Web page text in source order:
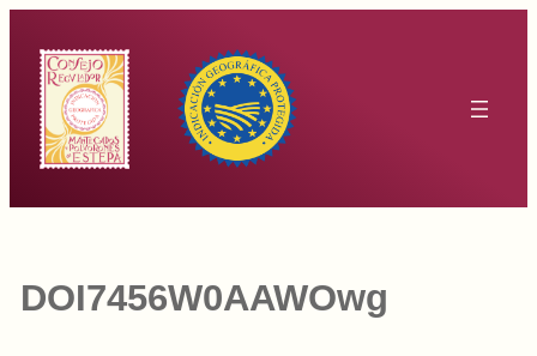
contenido
DOI7456W0AAWOwg